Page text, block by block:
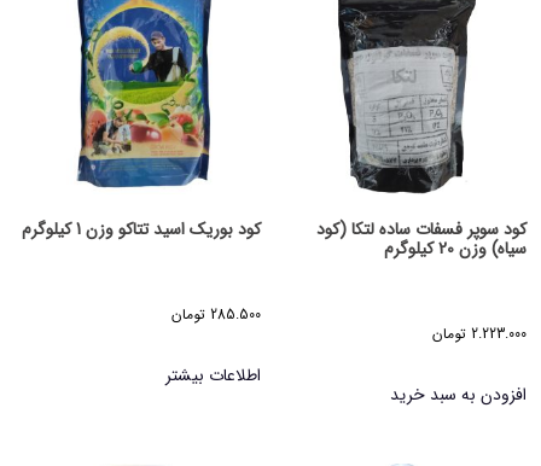
کود سوپر فسفات ساده لتکا (کود
سیاه) وزن 20 کیلوگرم
2.223.000 تومان
افزودن به سبد خرید
کود بوریک اسید تتاکو وزن 1 کیلوگرم
285.500 تومان
اطلاعات بیشتر